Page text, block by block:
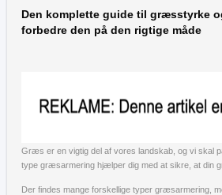
Den komplette guide til græsstyrke
forbedre den på den rigtige måde
Græs er en vigtig del af vores landskab, og vi skal
type græsarmering hjælper dig med at sikre, at din
Der findes mange forskellige typer græsarmering,